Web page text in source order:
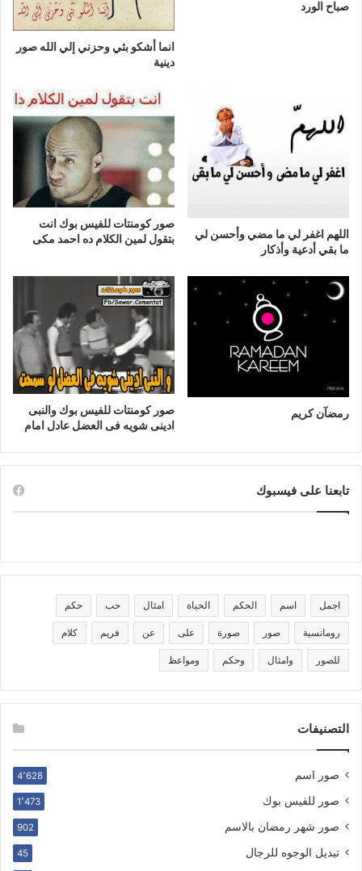
صباح الورد
انما أشكو بثي وحزني إلي الله صور
دينية
اللهم اغفر لي ما مضي وأحسن لي
ما بقي أدعية وأذكار
صور كومنتات للفيس بوك انت
بتقول لمين الكلام ده احمد مكى
رمضآن كريم
صور كومنتات للفيس بوك والنبى
ادينى شويه فى العضل عادل امام
تابعنا على فيسبوك
اجمل اسم الحكم الحياة امثال حب حكم
رومانسية صور صورة على عن فريم كلام
للصور وامثال وحكم ومواعظ
التصنيفات
صور اسم 4٬628
صور للفيس بوك 1٬473
صور شهر رمضان بالاسم 902
تبديل الوجوه للرجال 45